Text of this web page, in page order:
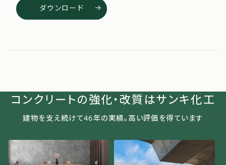
ダウンロード
コンクリートの強化・改質はサンキ化工
建物を支え続けて46年の実績。高い評価を得ています